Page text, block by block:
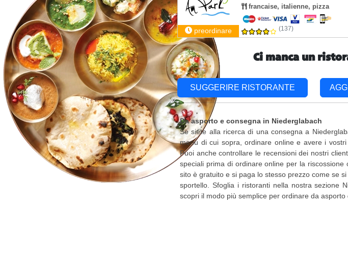
francaise, italienne, pizza
preordinare (137)
Ci manca un
SUGGERIRE RISTORANTE
Da asporto e consegna in Niederglabach
Se siete alla ricerca di una consegna a
menu di cui sopra, ordinare online e avere i vostri
Puoi anche controllare le recensioni dei nostri
speciali prima di ordinare online per la
sito è gratuito e si paga lo stesso prezzo come se
sportello. Sfoglia i ristoranti nella nostra sezione
scopri il modo più semplice per ordinare da asporto